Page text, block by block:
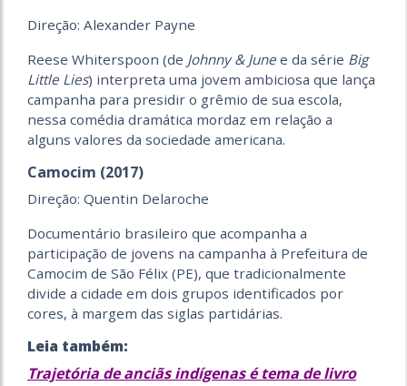
Direção: Alexander Payne
Reese Whiterspoon (de Johnny & June e da série Big
Little Lies) interpreta uma jovem ambiciosa que lança
campanha para presidir o grêmio de sua escola,
nessa comédia dramática mordaz em relação a
alguns valores da sociedade americana.
Camocim (2017)
Direção: Quentin Delaroche
Documentário brasileiro que acompanha a
participação de jovens na campanha à Prefeitura de
Camocim de São Félix (PE), que tradicionalmente
divide a cidade em dois grupos identificados por
cores, à margem das siglas partidárias.
Leia também:
Trajetória de anciãs indígenas é tema de livro